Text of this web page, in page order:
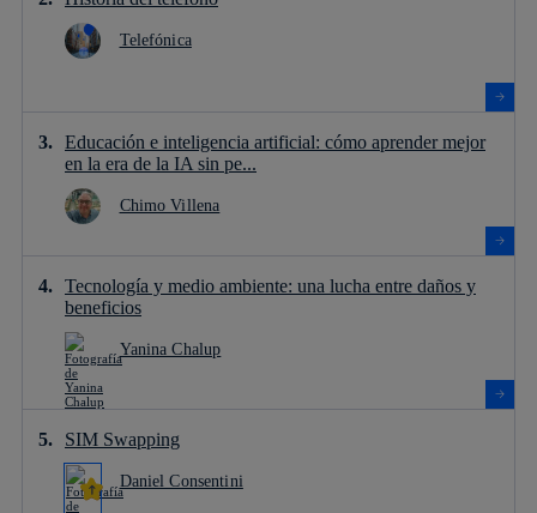
Telefónica
Educación e inteligencia artificial: cómo aprender mejor
en la era de la IA sin pe...
Chimo Villena
Tecnología y medio ambiente: una lucha entre daños y
beneficios
Yanina Chalup
SIM Swapping
Daniel Consentini